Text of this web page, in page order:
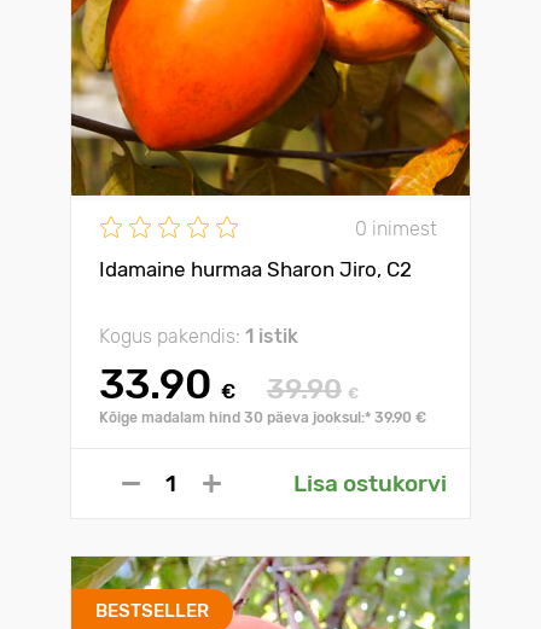
0 inimest
Idamaine hurmaa Sharon Jiro, С2
Kogus pakendis: 1 istik
33.90 € 39.90 €
Kõige madalam hind 30 päeva jooksul:* 39.90 €
Lisa ostukorvi
BESTSELLER